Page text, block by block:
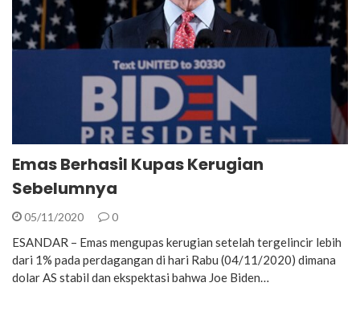
Emas Berhasil Kupas Kerugian
Sebelumnya
05/11/2020 0
ESANDAR – Emas mengupas kerugian setelah tergelincir lebih
dari 1% pada perdagangan di hari Rabu (04/11/2020) dimana
dolar AS stabil dan ekspektasi bahwa Joe Biden…